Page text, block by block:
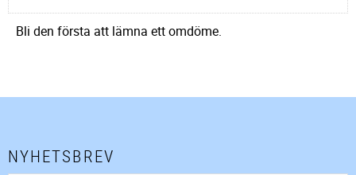
Bli den första att lämna ett omdöme.
NYHETSBREV